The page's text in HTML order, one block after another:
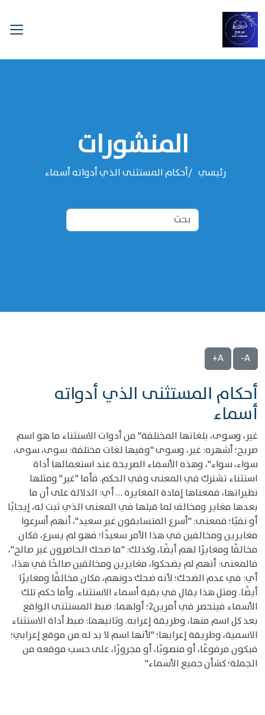
المنشورات
رئيسي أحكام المستثنى الذي أدواته أسماء
A-
A+
أحكام المستثنى الذي أدواته
أسماء
غير، وسوى، بلغاتها المختلفة" من أدوات الاستثناء ما هو اسم
صريح؛ أشهره: غير، وسوى "وفيها لغات مختلفة: سوى، سوى،
سواء، سواء"، وهذه الأسماء الصريحة عند استعمالها أداة
استثناء تشترك في المعنى وفي الحكم. فأما "غير" ومثلها
نظيراتها، فمعناها إفادة المغايرة … أي: الدلالة على أن ما
بعدها مغاير ومخالف لما قبلها في المعنى الذي ثبت له، إيجابًا
أو نفيًا؛ فمعنى: "أسرع المتسابقون غير سعيد"، أنهم أسرعوا
مغايرين ومخالفين في هذا الأمر سعيدًا؛ فهو لم يسرع، فكان
مخالفًا ومغايرًا لهم أيضًا، وكذلك: "ما ضحك الحاضرون غير صالح"،
فالمعنى: أنهم لم يضحكوا، مغايرين ومخالفين صالحًا في هذا،
أي: في عدم الضحك؛ لأنه ضحك دونهم، فكان مخالفًا ومغايرًا
أيضًا. ومثل هذا يقال في بقية أسماء الاستثناء. وأما حكم تلك
الأسماء فينحصر في أمرين2؛ أولهما: ضبط المستثنى الواقع
بعد كل اسم منها، وطريقة إعرابه. وثانيهما: ضبط أداة الاستثناء
الاسمية، وطريقة إعرابها؛ "لأنها اسم لا بد له من موقع إعرابي؛
فيكون مرفوعًا، أو منصوبًا، أو مجرورًا، على حسب موقعه من
الجملة؛ كشأن جميع الأسماء"